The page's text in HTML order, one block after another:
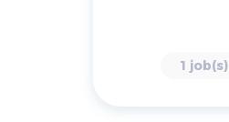
1 job(s)